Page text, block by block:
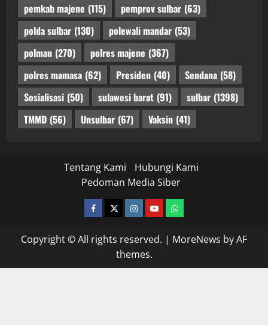
pemkab majene (115) pemprov sulbar (63)
polda sulbar (130) polewali mandar (53)
polman (270) polres majene (367)
polres mamasa (62) Presiden (40) Sendana (58)
Sosialisasi (50) sulawesi barat (91) sulbar (1398)
TMMD (56) Unsulbar (67) Vaksin (41)
Tentang Kami
Hubungi Kami
Pedoman Media Siber
facebooktwitterinstagram.com
youtubewhatsapp
Copyright © All rights reserved. | MoreNews by AF
themes.